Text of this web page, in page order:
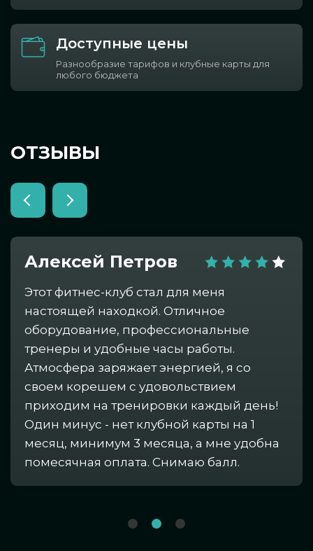
Доступные цены
Разнообразие тарифов и клубные карты для
любого бюджета
ОТЗЫВЫ
Алексей Петров
Этот фитнес-клуб стал для меня
настоящей находкой. Отличное
оборудование, профессиональные
тренеры и удобные часы работы.
Атмосфера заряжает энергией, я со
своем корешем с удовольствием
приходим на тренировки каждый день!
Один минус - нет клубной карты на 1
месяц, минимум 3 месяца, а мне удобна
помесячная оплата. Снимаю балл.